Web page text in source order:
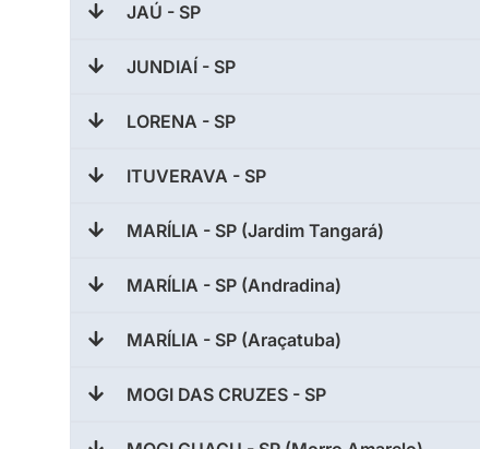
JAÚ - SP
JUNDIAÍ - SP
LORENA - SP
ITUVERAVA - SP
MARÍLIA - SP (Jardim Tangará)
MARÍLIA - SP (Andradina)
MARÍLIA - SP (Araçatuba)
MOGI DAS CRUZES - SP